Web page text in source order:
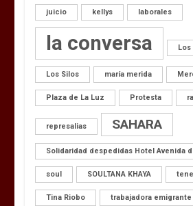
juicio kellys laborales
la conversa
Los Silos maría merida
Plaza de La Luz Protesta
represalias SAHARA
Solidaridad despedidas Hotel Avenida
soul SOULTANA KHAYA
Tina Riobo trabajadora